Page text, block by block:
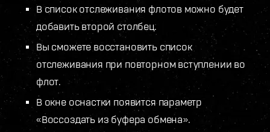
В список отслеживания флотов можно будет
добавить второй столбец.
Вы сможете восстановить список
отслеживания при повторном вступлении во
флот.
В окне оснастки появится параметр
«Воссоздать из буфера обмена».